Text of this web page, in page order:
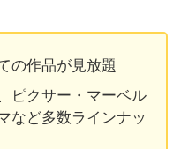
の作品が見放題
ピクサー・マーベル
など多数ラインナッ